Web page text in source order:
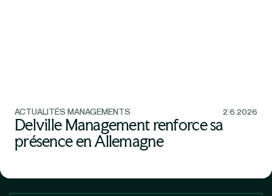
ACTUALITÉS MANAGEMENTS 2.6.2026
Delville Management renforce sa
présence en Allemagne